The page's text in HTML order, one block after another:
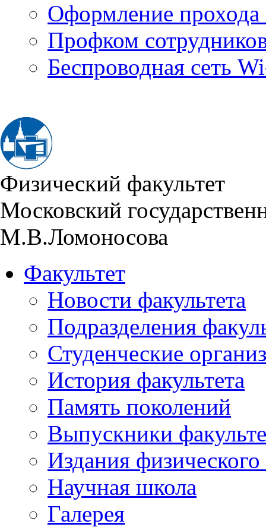
Оформление прохода
Профком
Беспроводная сеть
Физический факультет
Московский
М.В.Ломоносова
Факультет
Новости факультета
Подразделения
Студенческие
История факультета
Память поколений
Выпускники
Издания физического
Научная школа
Галерея